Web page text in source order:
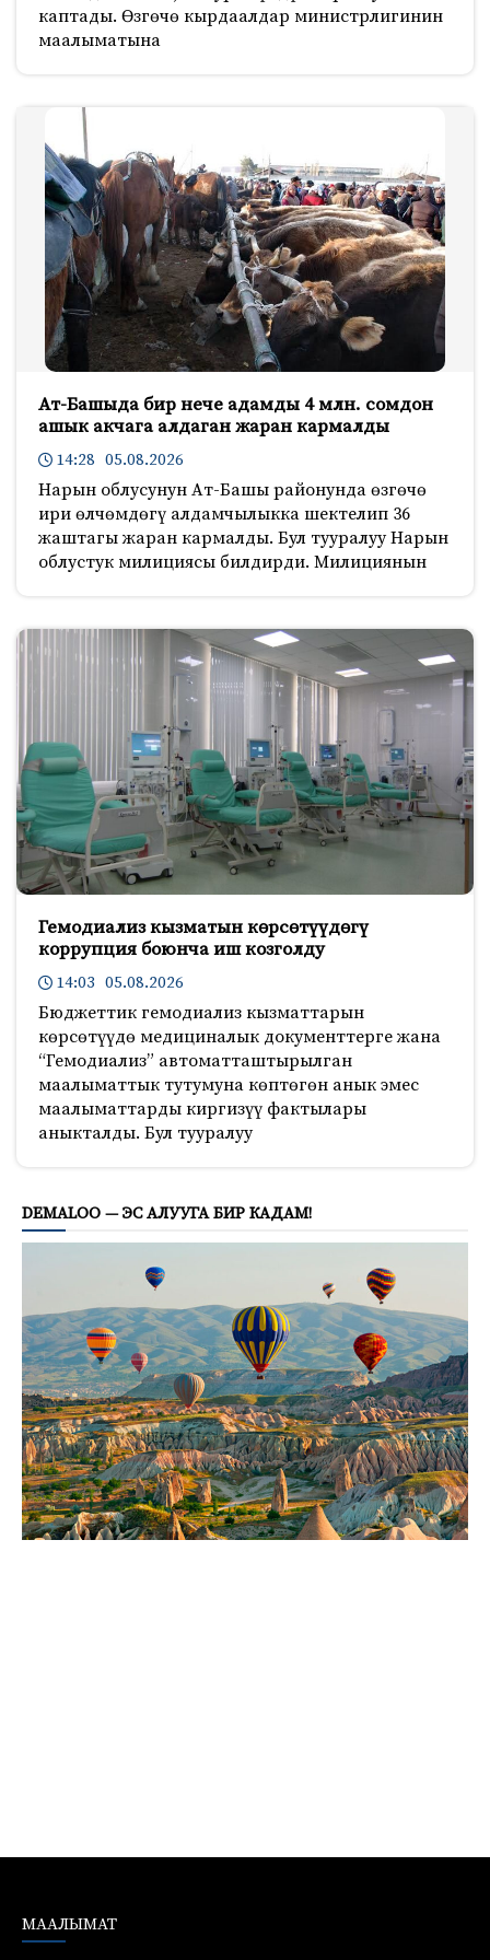
каптады. Өзгөчө кырдаалдар министрлигинин
маалыматына
Ат-Башыда бир нече адамды 4 млн. сомдон
ашык акчага алдаган жаран кармалды
14:28 05.08.2026
Нарын облусунун Ат-Башы районунда өзгөчө
ири өлчөмдөгү алдамчылыкка шектелип 36
жаштагы жаран кармалды. Бул тууралуу Нарын
облустук милициясы билдирди. Милициянын
Гемодиализ кызматын көрсөтүүдөгү
коррупция боюнча иш козголду
14:03 05.08.2026
Бюджеттик гемодиализ кызматтарын
көрсөтүүдө медициналык документтерге жана
“Гемодиализ” автоматташтырылган
маалыматтык тутумуна көптөгөн анык эмес
маалыматтарды киргизүү фактылары
аныкталды. Бул тууралуу
DEMALOO — ЭС АЛУУГА БИР КАДАМ!
МААЛЫМАТ